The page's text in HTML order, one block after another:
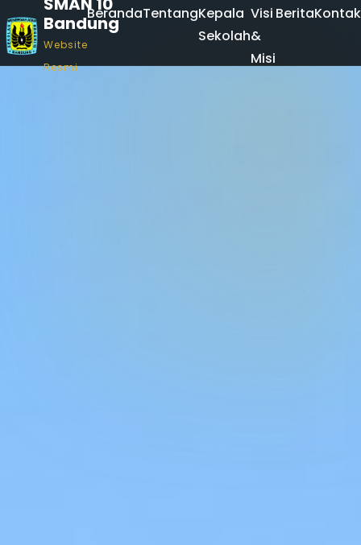
Bandung
Website
Resmi
BerandaTentangKepala
Sekolah
Visi
&
Misi
BeritaKontak